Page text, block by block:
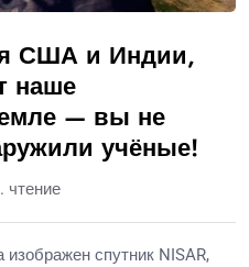
США и Индии,
наше
— вы не
учёные!
чтение
спутник NISAR,